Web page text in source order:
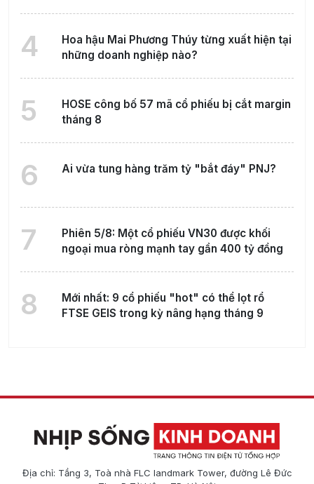
4
Hoa hậu Mai Phương Thúy từng xuất hiện tại
những doanh nghiệp nào?
5
HOSE công bố 57 mã cổ phiếu bị cắt margin
tháng 8
6 Ai vừa tung hàng trăm tỷ "bắt đáy" PNJ?
7
Phiên 5/8: Một cổ phiếu VN30 được khối
ngoại mua ròng mạnh tay gần 400 tỷ đồng
8
Mới nhất: 9 cổ phiếu "hot" có thể lọt rổ
FTSE GEIS trong kỳ nâng hạng tháng 9
Địa chỉ: Tầng 3, Toà nhà FLC landmark Tower, đường Lê Đức